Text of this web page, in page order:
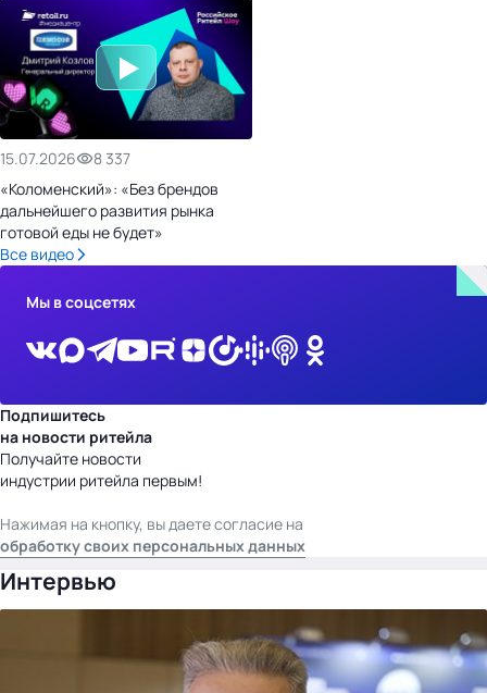
15.07.2026
8 337
«Коломенский»: «Без брендов
дальнейшего развития рынка
готовой еды не будет»
Все видео
Мы в соцсетях
Подпишитесь
на новости ритейла
Получайте новости
индустрии ритейла первым!
Нажимая на кнопку, вы даете согласие на
обработку своих персональных данных
Интервью